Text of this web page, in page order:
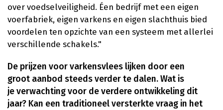
over voedselveiligheid. Éen bedrijf met een eigen
voerfabriek, eigen varkens en eigen slachthuis bied
voordelen ten opzichte van een systeem met allerlei
verschillende schakels."
De prijzen voor varkensvlees lijken door een
groot aanbod steeds verder te dalen. Wat is
je verwachting voor de verdere ontwikkeling dit
jaar? Kan een traditioneel versterkte vraag in het